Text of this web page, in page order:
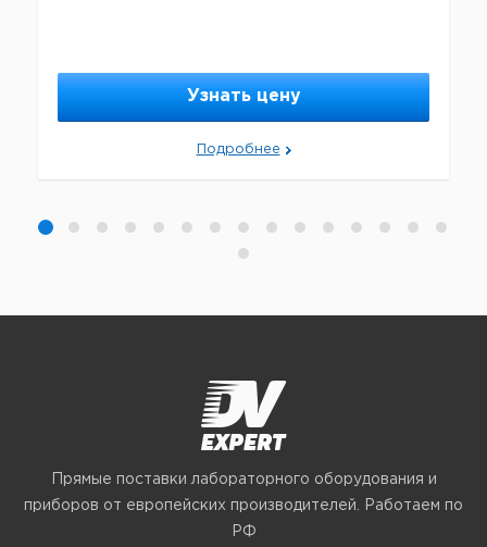
Узнать цену
Подробнее
Прямые поставки лабораторного оборудования и
приборов от европейских производителей. Работаем по
РФ